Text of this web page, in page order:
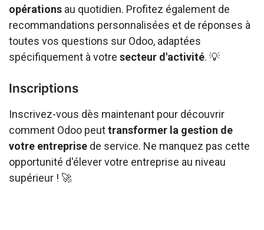
opérations au quotidien. Profitez également de
recommandations personnalisées et de réponses à
toutes vos questions sur Odoo, adaptées
spécifiquement à votre secteur d'activité. 💡
Inscriptions
Inscrivez-vous dès maintenant pour découvrir
comment Odoo peuttransformer la gestion de
votre entreprise de service. Ne manquez pas cette
opportunité d'élever votre entreprise au niveau
supérieur ! 🚀